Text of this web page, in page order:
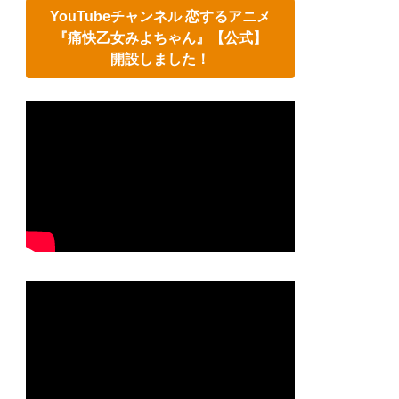
YouTubeチャンネル 恋するアニメ
『痛快乙女みよちゃん』【公式】
開設しました！